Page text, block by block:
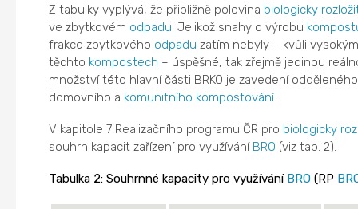
Z tabulky vyplývá, že přibližně polovina biologicky
ve zbytkovém odpadu. Jelikož snahy o výrobu
frakce zbytkového odpadu zatím nebyly – kvůli
těchto kompostech – úspěšné, tak zřejmě jedinou
množství této hlavní části BRKO je zavedení
domovního a komunitního kompostování.
V kapitole 7 Realizačního programu ČR pro biologicky
souhrn kapacit zařízení pro využívání BRO (viz tab. 2).
Tabulka 2: Souhrnné kapacity pro využívání BRO(RP